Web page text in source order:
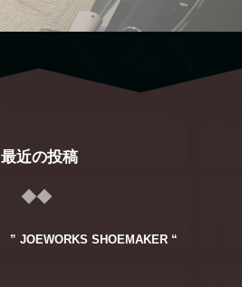
最近の投稿
” JOEWORKS SHOEMAKER “